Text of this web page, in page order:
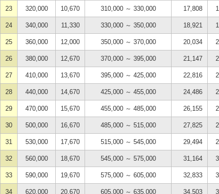
23 320,000 10,670 310,000 ～ 330,000 17,808
24 340,000 11,330 330,000 ～ 350,000 18,921
25 360,000 12,000 350,000 ～ 370,000 20,034
26 380,000 12,670 370,000 ～ 395,000 21,147
27 410,000 13,670 395,000 ～ 425,000 22,816
28 440,000 14,670 425,000 ～ 455,000 24,486
29 470,000 15,670 455,000 ～ 485,000 26,155
30 500,000 16,670 485,000 ～ 515,000 27,825
31 530,000 17,670 515,000 ～ 545,000 29,494
32 560,000 18,670 545,000 ～ 575,000 31,164
33 590,000 19,670 575,000 ～ 605,000 32,833
34 620,000 20,670 605,000 ～ 635,000 34,503